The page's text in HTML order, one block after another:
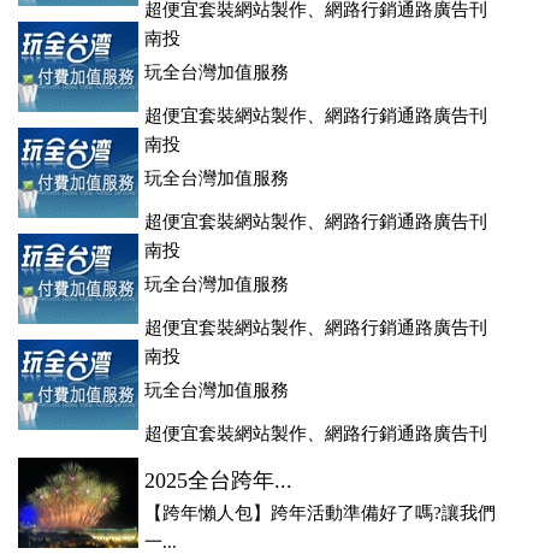
超便宜套裝網站製作、網路行銷通路廣告刊
登、訂房系統、客房委託旅行社銷售，全面優惠中....
南投
玩全台灣加值服務
超便宜套裝網站製作、網路行銷通路廣告刊
登、訂房系統、客房委託旅行社銷售，全面優惠中....
南投
玩全台灣加值服務
超便宜套裝網站製作、網路行銷通路廣告刊
登、訂房系統、客房委託旅行社銷售，全面優惠中....
南投
玩全台灣加值服務
超便宜套裝網站製作、網路行銷通路廣告刊
登、訂房系統、客房委託旅行社銷售，全面優惠中....
南投
玩全台灣加值服務
超便宜套裝網站製作、網路行銷通路廣告刊
登、訂房系統、客房委託旅行社銷售，全面優惠中....
2025全台跨年...
【跨年懶人包】跨年活動準備好了嗎?讓我們
一...